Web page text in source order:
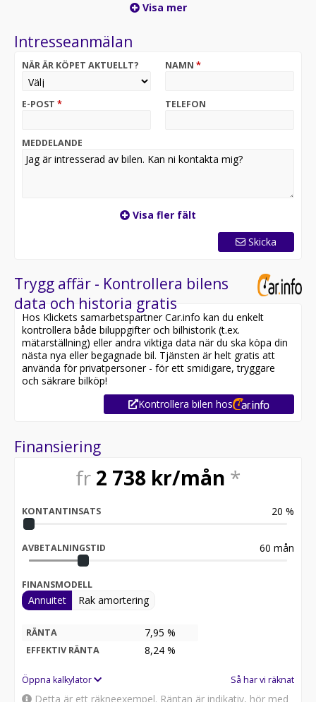
Bilen är bra utrustad med bla: Backkamera,
Dieselvärmare, Dubbla skjutdörrar, Bluetooth, Apple
Bilen har moms & är leasebar för företag från 0kr. Vi
Visa mer
Intresseanmälan
NÄR ÄR KÖPET AKTUELLT? NAMN *
E-POST * TELEFON
MEDDELANDE
Visa fler fält
Skicka
Trygg affär - Kontrollera bilens
data och historia gratis
Hos Klickets samarbetspartner Car.info kan du enkelt
kontrollera både biluppgifter och bilhistorik (t.ex.
mätarställning) eller andra viktiga data när du ska köpa din
nästa nya eller begagnade bil. Tjänsten är helt gratis att
använda för privatpersoner - för ett smidigare, tryggare
och säkrare bilköp!
Kontrollera bilen hos
Finansiering
fr 2 738 kr/mån *
KONTANTINSATS 20 %
AVBETALNINGSTID 60 mån
FINANSMODELL
Annuitet Rak amortering
RÄNTA 7,95 %
EFFEKTIV RÄNTA 8,24 %
Öppna kalkylator Så har vi räknat
Detta är ett räkneexempel. Räntan är indikativ, hör med